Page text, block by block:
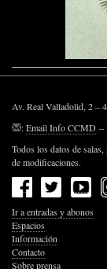
Av. Real Valladolid, 2 –
:Email Info CCMD –
Todos los datos de
de modificaciones.
Ir a entradas y abonos
Espacios
Información
Contacto
Sobre prensa